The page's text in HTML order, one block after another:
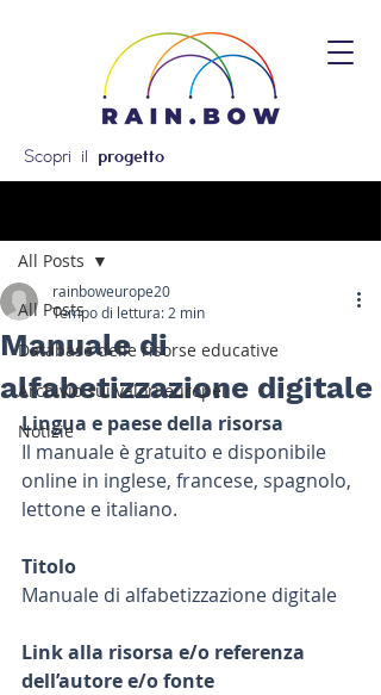
Scopri il progetto
All Posts
Database delle risorse educative
Archivio sui valori europei
Notizie
All Posts
Manuale di
alfabetizzazione digitale
rainboweurope20
Tempo di lettura: 2 min
Lingua e paese della risorsa
Il manuale è gratuito e disponibile
online in inglese, francese, spagnolo,
lettone e italiano.
Titolo
Manuale di alfabetizzazione digitale
Link alla risorsa e/o referenza
dell’autore e/o fonte